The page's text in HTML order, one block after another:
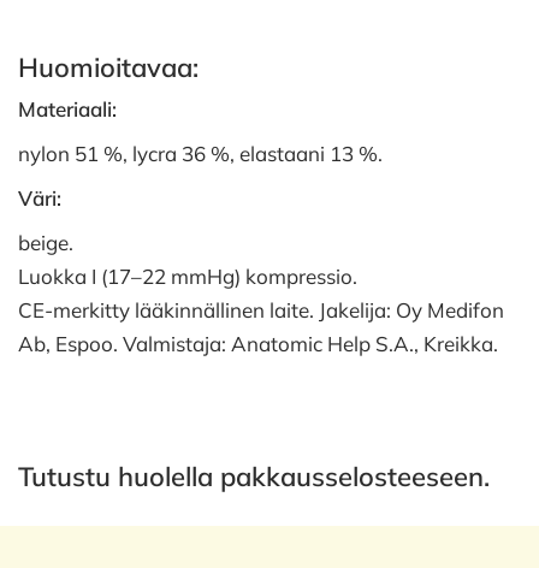
Huomioitavaa:
Materiaali:
nylon 51 %, lycra 36 %, elastaani 13 %.
Väri:
beige.
Luokka I (17–22 mmHg) kompressio.
CE-merkitty lääkinnällinen laite. Jakelija: Oy Medifon
Ab, Espoo. Valmistaja: Anatomic Help S.A., Kreikka.
Tutustu huolella pakkausselosteeseen.